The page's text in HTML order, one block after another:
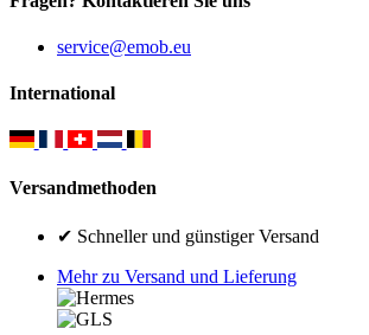
service@emob.eu
International
Versandmethoden
✔ Schneller und günstiger Versand
Mehr zu Versand und Lieferung